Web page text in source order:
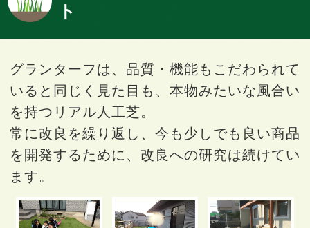
ト
グランターフは、品質・機能もこだわられて
いると同じく見た目も、本物みたいな風合い
を持つリアル人工芝。
常に改良を繰り返し、今も少しでも良い商品
を開発するために、改良への研究は続けてい
ます。